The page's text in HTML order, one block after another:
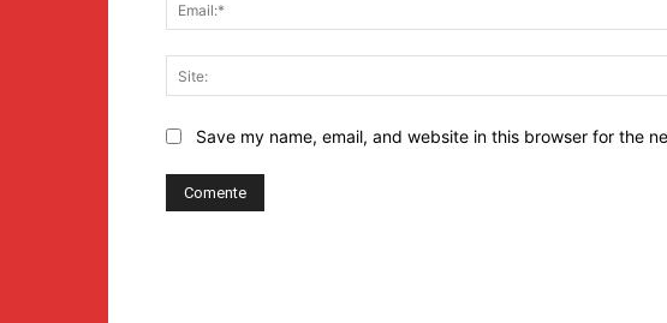
Save my name, email, and website in this browser for the